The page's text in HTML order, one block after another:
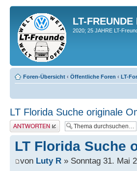
LT-FREUNDE
2020; 25 JAHRE LT-
Foren-Übersicht ‹ Öffentliche Foren ‹ LT-
LT Florida Suche originale
Antwort erstellen
LT Florida Suche
von Luty R » Sonntag 31. Mai